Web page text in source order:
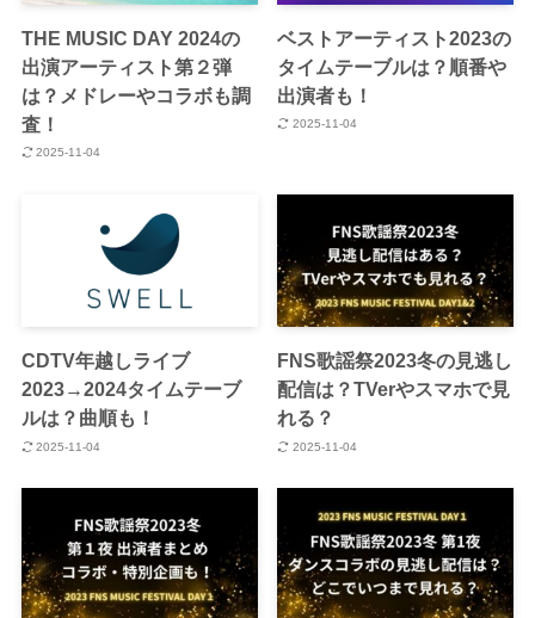
THE MUSIC DAY 2024の
出演アーティスト第２弾
は？メドレーやコラボも調
査！
2025-11-04
ベストアーティスト2023の
タイムテーブルは？順番や
出演者も！
2025-11-04
CDTV年越しライブ
2023→2024タイムテーブ
ルは？曲順も！
2025-11-04
FNS歌謡祭2023冬の見逃し
配信は？TVerやスマホで見
れる？
2025-11-04